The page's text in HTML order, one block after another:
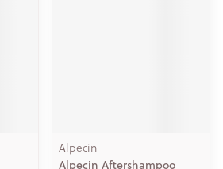
Alpecin
Alpecin Aftershampoo